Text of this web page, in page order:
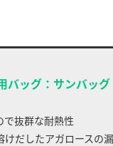
バッグ：サンバッグ
抜群な耐熱性
だしたアガロースの漏